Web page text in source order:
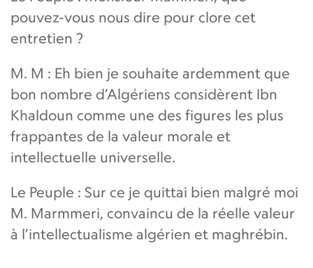
pouvez-vous nous dire pour clore cet
entretien ?
M. M : Eh bien je souhaite ardemment que
bon nombre d’Algériens considèrent Ibn
Khaldoun comme une des figures les plus
frappantes de la valeur morale et
intellectuelle universelle.
Le Peuple : Sur ce je quittai bien malgré moi
M. Marmmeri, convaincu de la réelle valeur
à l’intellectualisme algérien et maghrébin.